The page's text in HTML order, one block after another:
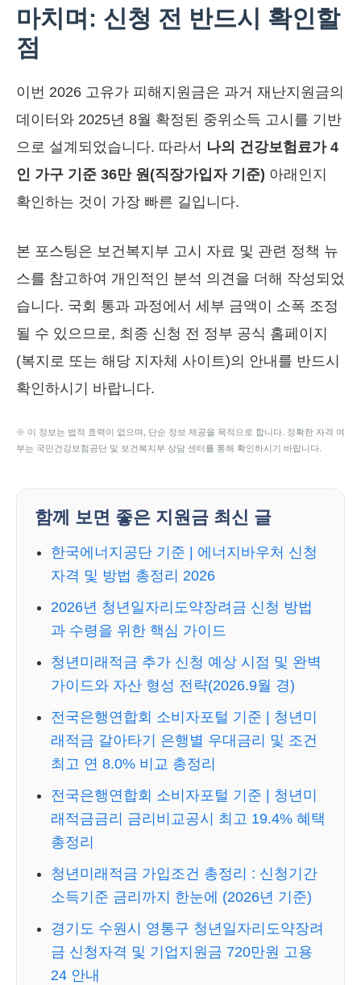
마치며: 신청 전 반드시 확인할
점
이번 2026 고유가 피해지원금은 과거 재난지원금의
데이터와 2025년 8월 확정된 중위소득 고시를 기반
으로 설계되었습니다. 따라서 나의 건강보험료가 4
인 가구 기준 36만 원(직장가입자 기준) 아래인지
확인하는 것이 가장 빠른 길입니다.
본 포스팅은 보건복지부 고시 자료 및 관련 정책 뉴
스를 참고하여 개인적인 분석 의견을 더해 작성되었
습니다. 국회 통과 과정에서 세부 금액이 소폭 조정
될 수 있으므로, 최종 신청 전 정부 공식 홈페이지
(복지로 또는 해당 지자체 사이트)의 안내를 반드시
확인하시기 바랍니다.
※ 이 정보는 법적 효력이 없으며, 단순 정보 제공을 목적으로 합니다. 정확한 자격 여
부는 국민건강보험공단 및 보건복지부 상담 센터를 통해 확인하시기 바랍니다.
함께 보면 좋은 지원금 최신 글
한국에너지공단 기준 | 에너지바우처 신청
자격 및 방법 총정리 2026
2026년 청년일자리도약장려금 신청 방법
과 수령을 위한 핵심 가이드
청년미래적금 추가 신청 예상 시점 및 완벽
가이드와 자산 형성 전략(2026.9월 경)
전국은행연합회 소비자포털 기준 | 청년미
래적금 갈아타기 은행별 우대금리 및 조건
최고 연 8.0% 비교 총정리
전국은행연합회 소비자포털 기준 | 청년미
래적금금리 금리비교공시 최고 19.4% 혜택
총정리
청년미래적금 가입조건 총정리 : 신청기간
소득기준 금리까지 한눈에 (2026년 기준)
경기도 수원시 영통구 청년일자리도약장려
금 신청자격 및 기업지원금 720만원 고용
24 안내